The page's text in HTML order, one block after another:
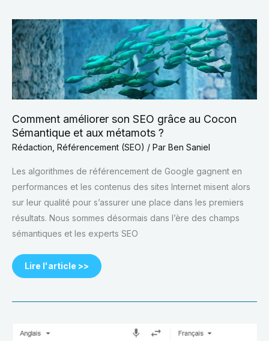
Comment améliorer son SEO grâce au Cocon
Sémantique et aux métamots ?
Rédaction Référencement (SEO) / Par Ben Saniel
Les algorithmes de référencement de Google gagnent en
performances et les contenus des sites Internet misent alors
sur leur qualité pour s’assurer une place dans les premiers
résultats. Nous sommes désormais dans l’ère des champs
sémantiques et les experts SEO
Comment
améliorer
son
SEO
grâce
au
Cocon
Sémantique
et
aux
Lire l'article >>
Traduction